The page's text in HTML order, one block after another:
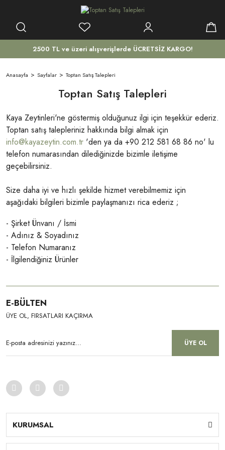
2500 TL ve üzeri alışverişlerde ÜCRETSİZ KARGO!
Anasayfa Sayfalar Toptan Satış Talepleri
Toptan Satış Talepleri
Kaya Zeytinleri'ne göstermiş olduğunuz ilgi için teşekkür ederiz.
Toptan satış talepleriniz hakkında bilgi almak için
info@kayazeytin.com.tr 'den ya da +90 212 581 68 86 no' lu
telefon numarasından dilediğinizde bizimle iletişime
geçebilirsiniz.
Size daha iyi ve hızlı şekilde hizmet verebilmemiz için
aşağıdaki bilgileri bizimle paylaşmanızı rica ederiz ;
- Şirket Ünvanı / İsmi
- Adınız & Soyadınız
- Telefon Numaranız
- İlgilendiğiniz Ürünler
E-BÜLTEN
ÜYE OL, FIRSATLARI KAÇIRMA
ÜYE OL
KURUMSAL